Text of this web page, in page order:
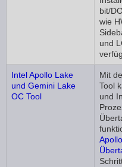
bit/
wie
und
Intel Apollo Lake
und Gemini Lake
OC Tool
Mit
Tool
und